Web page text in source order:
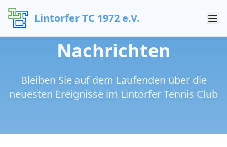
Lintorfer TC 1972 e.V.
Nachrichten
Bleiben Sie auf dem Laufenden über die
neuesten Ereignisse im Lintorfer Tennis Club